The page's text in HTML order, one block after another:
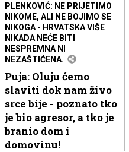
PLENKOVIĆ: NE PRIJETIMO
NIKOME, ALI NE BOJIMO SE
NIKOGA - HRVATSKA VIŠE
NIKADA NEĆE BITI
NESPREMNA NI
NEZAŠTIĆENA.
Puja: Oluju ćemo
slaviti dok nam živo
srce bije - poznato tko
je bio agresor, a tko je
branio dom i
domovinu!